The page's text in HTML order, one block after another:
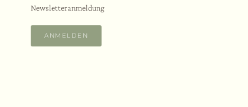
Newsletteranmeldung
ANMELDEN